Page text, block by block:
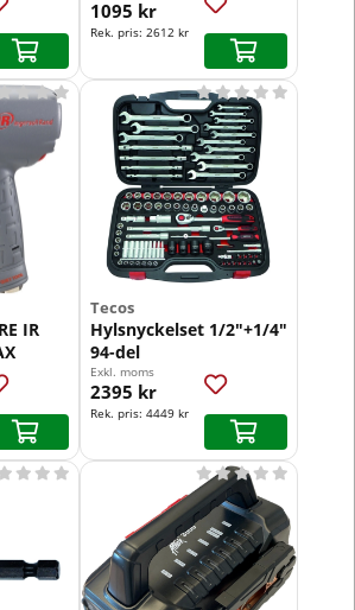
1095 kr
Rek. pris: 2612 kr
IR

Tecos
Hylsnyckelset 1/2"+1/4"
94-del
   
Exkl. moms
2395 kr
Rek. pris: 4449 kr
      